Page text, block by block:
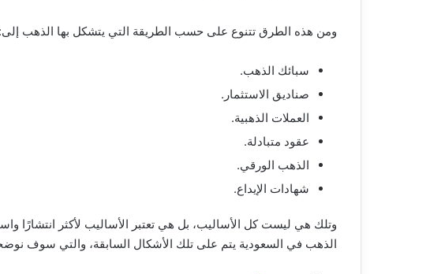
ومن هذه الطرق تتنوع على حسب الطريقة التي يتشكل بها الذهب إلى:
سبائك الذهب.
صناديق الاستثمار.
العملات الذهبية.
عقود متبادلة.
الذهب الورقي.
شهادات الإيداع.
وتلك هي ليست كل الأساليب، بل هي تعتبر الأساليب لأكثر انتشارًا
الذهب في السعودية يتم على تلك الأشكال السابقة، والتي سوف